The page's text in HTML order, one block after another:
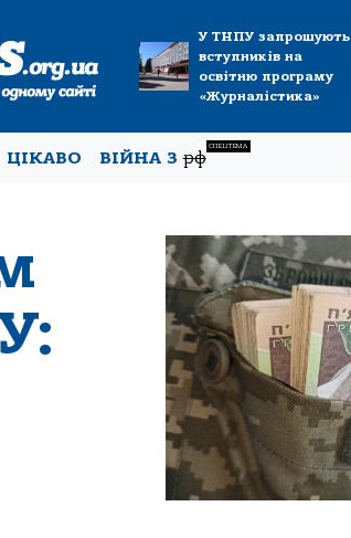
У ТНПУ запрошують
вступників на
освітню програму
«Журналістика»
ЦІКАВО ВІЙНА Зрф
СПЕЦТЕМА